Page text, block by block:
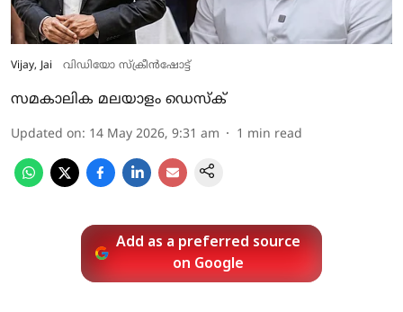
Vijay, Jai വിഡിയോ സ്ക്രീൻഷോട്ട്
സമകാലിക മലയാളം ഡെസ്ക്
Updated on: 14 May 2026, 9:31 am 1 min read
Add as a preferred source
on Google